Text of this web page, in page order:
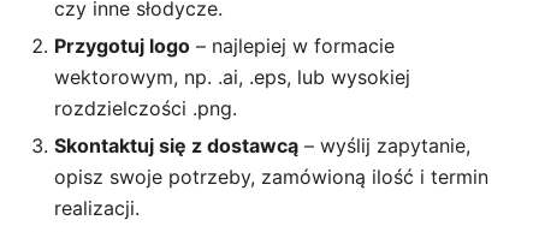
czy inne słodycze.
Przygotuj logo – najlepiej w formacie
wektorowym, np. .ai, .eps, lub wysokiej
rozdzielczości .png.
Skontaktuj się z dostawcą – wyślij zapytanie,
opisz swoje potrzeby, zamówioną ilość i termin
realizacji.